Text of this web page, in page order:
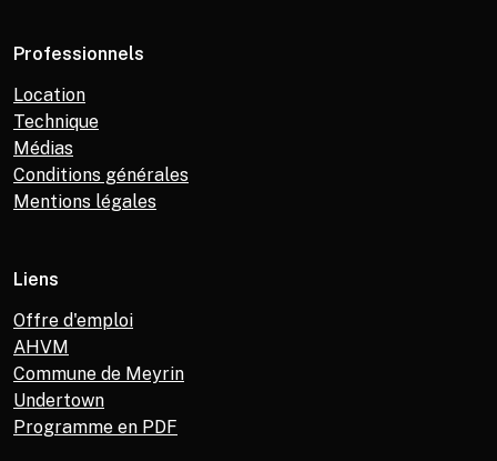
Professionnels
Location
Technique
Médias
Conditions générales
Mentions légales
Liens
Offre d'emploi
AHVM
Commune de Meyrin
Undertown
Programme en PDF